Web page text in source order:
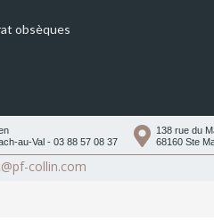
obsèques
au-Val - 03 88 57 08 37
138 rue du
68160 Ste
collin.com